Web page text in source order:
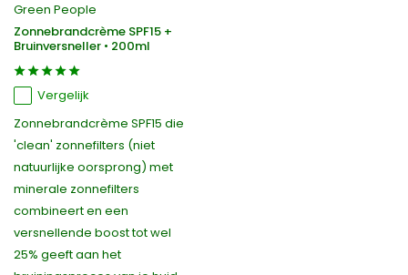
Green People
Zonnebrandcrème SPF15 +
Bruinversneller • 200ml
Vergelijk
Zonnebrandcrème SPF15 die
'clean' zonnefilters (niet
natuurlijke oorsprong) met
minerale zonnefilters
combineert en een
versnellende boost tot wel
25% geeft aan het